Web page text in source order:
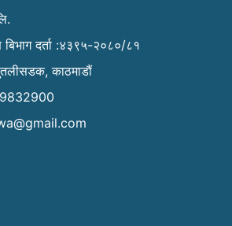
दर्ता :४३९५-२०८०/८१
काठमाडौं